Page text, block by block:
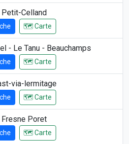
Petit-Celland
🗺️ Carte
- Le Tanu - Beauchamps
🗺️ Carte
via-lermitage
🗺️ Carte
Fresne Poret
🗺️ Carte